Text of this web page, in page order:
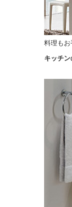
料理も
キッチ